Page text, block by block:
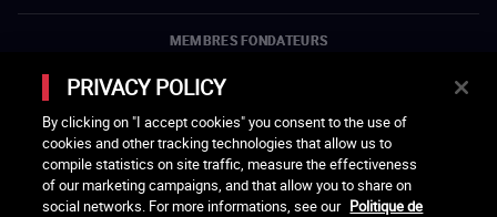
MEMBRES FONDATEURS
LES RÉALISATEURS ET RÉALISATRICES MEMBRES DE L'ASSOCIATION
LA CINÉMATHÈQUE DES CINÉASTES
Olivier Assayas, Bertrand Bonello, Michel Hazanavicius (représentant de
l'ARP), Rebecca Zlotowski et Mikael Buch (représentant de la SRF)
PRIVACY POLICY
By clicking on "I accept cookies" you consent to the use of
cookies and other tracking technologies that allow us to
compile statistics on site traffic, measure the effectiveness
of our marketing campaigns, and that allow you to share on
social networks. For more informations, see our Politique de